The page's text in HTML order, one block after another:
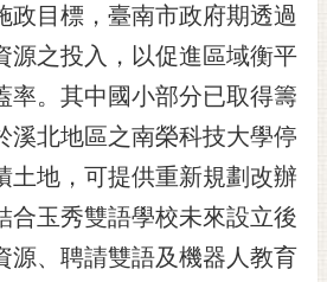
政目標，臺南市政府期透過
源之投入，以促進區域衡平
率。其中國小部分已取得籌
溪北地區之南榮科技大學停
土地，可提供重新規劃改辦
合玉秀雙語學校未來設立後
源、聘請雙語及機器人教育